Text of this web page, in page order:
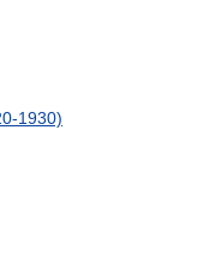
1930)